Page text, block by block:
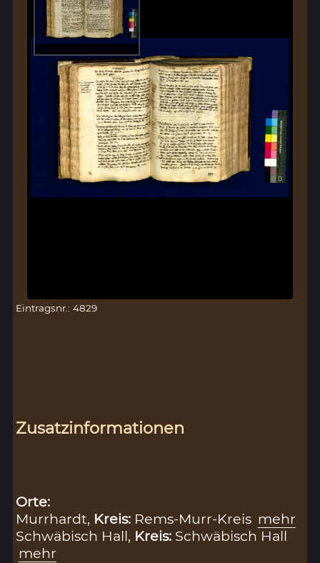
Eintragsnr.: 4829
Zusatzinformationen
Orte:
Murrhardt, Kreis: Rems-Murr-Kreis mehr
Schwäbisch Hall, Kreis: Schwäbisch Hall
mehr